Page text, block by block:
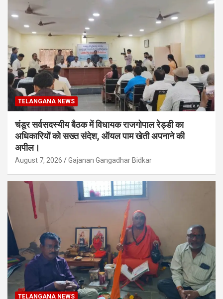
TELANGANA NEWS
चंडूर सर्वसदस्यीय बैठक में विधायक राजगोपाल रेड्डी का
अधिकारियों को सख्त संदेश, ऑयल पाम खेती अपनाने की
अपील।
August 7, 2026 Gajanan Gangadhar Bidkar
TELANGANA NEWS